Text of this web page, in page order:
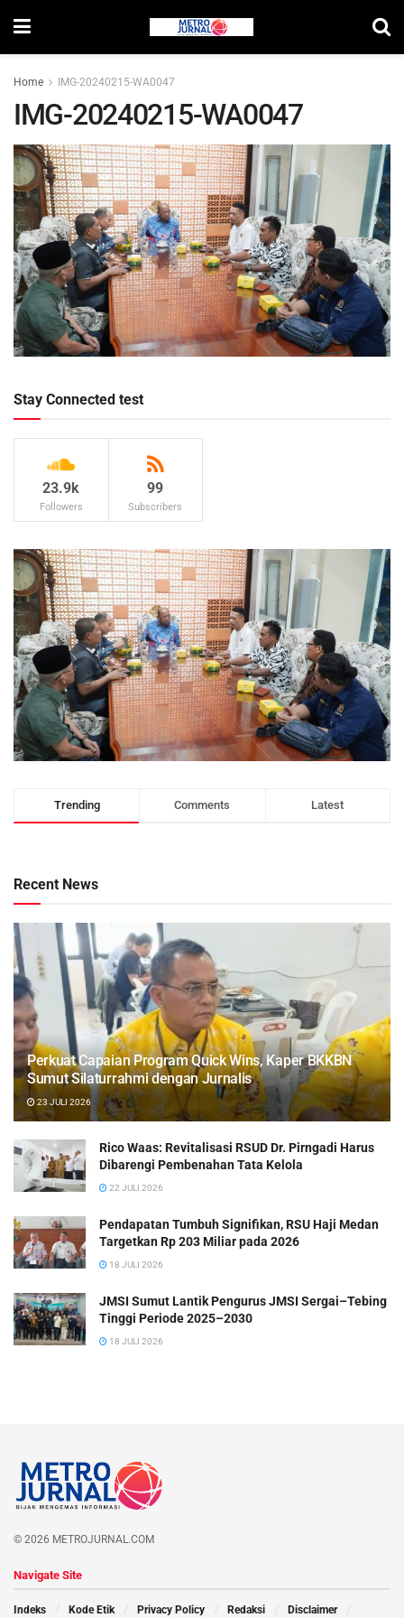
Home IMG-20240215-WA0047
IMG-20240215-WA0047
Stay Connected test
23.9k
Followers
99
Subscribers
Trending Comments Latest
Recent News
Perkuat Capaian Program Quick Wins, Kaper BKKBN
Sumut Silaturrahmi dengan Jurnalis
23 JULI 2026
Rico Waas: Revitalisasi RSUD Dr. Pirngadi Harus
Dibarengi Pembenahan Tata Kelola
22 JULI 2026
Pendapatan Tumbuh Signifikan, RSU Haji Medan
Targetkan Rp 203 Miliar pada 2026
18 JULI 2026
JMSI Sumut Lantik Pengurus JMSI Sergai–Tebing
Tinggi Periode 2025–2030
18 JULI 2026
© 2026 METROJURNAL.COM
Navigate Site
Indeks Kode Etik Privacy Policy Redaksi Disclaimer